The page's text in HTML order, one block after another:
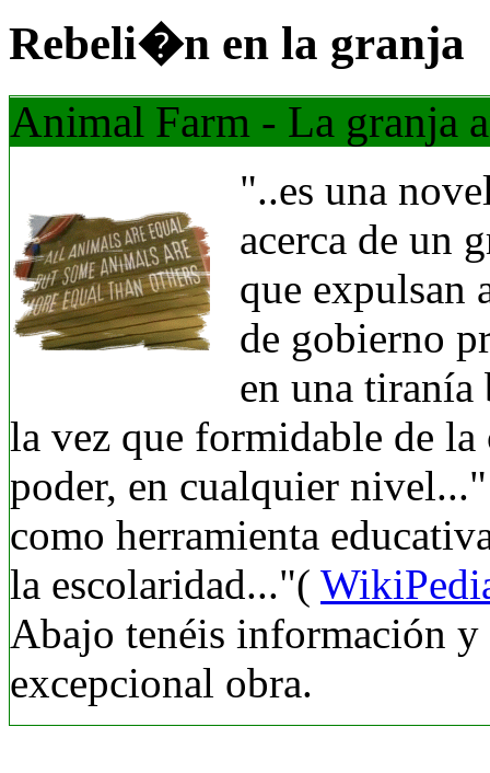
Rebeli�n en la granja
Animal Farm - La granja
"..es una
acerca de un
que expulsan
de gobierno
en una
la vez que formidable de
poder, en cualquier
como herramienta
la escolaridad..."(
Abajo tenéis información y
excepcional obra.